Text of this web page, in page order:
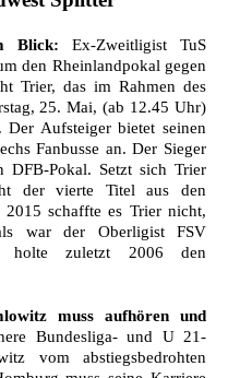
Blick: Ex-Zweitligist TuS
den Rheinlandpokal gegen
Trier, das im Rahmen des
25. Mai, (ab 12.45 Uhr)
Aufsteiger bietet seinen
Fanbusse an. Der Sieger
Pokal. Setzt sich Trier
der vierte Titel aus den
schaffte es Trier nicht,
war der Oberligist FSV
holte zuletzt 2006 den
muss aufhören und
Bundesliga- und U 21-
vom abstiegsbedrohten